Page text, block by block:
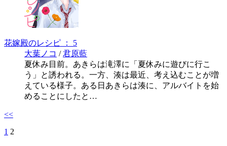
花嫁殿のレシピ ： 5
大葉ノコ /君原藍
夏休み目前。あきらは滝澤に「夏休みに遊びに行こ
う」と誘われる。一方、湊は最近、考え込むことが増
えている様子。ある日あきらは湊に、アルバイトを始
めることにしたと…
<<
1 2